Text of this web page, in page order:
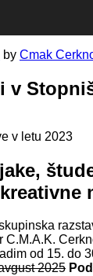
by Cmak
v
v letu 2023
C.M.A.K.
od 15. do
2025